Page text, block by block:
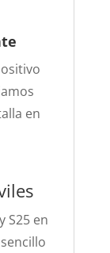
en
S25 en